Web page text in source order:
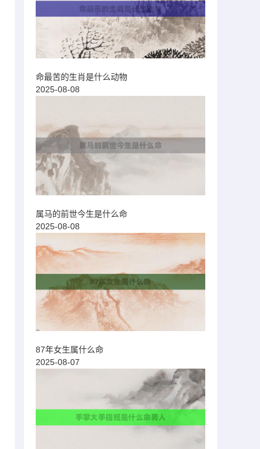
命最苦的生肖是什么动物
2025-08-08
属马的前世今生是什么命
2025-08-08
87年女生属什么命
2025-08-07